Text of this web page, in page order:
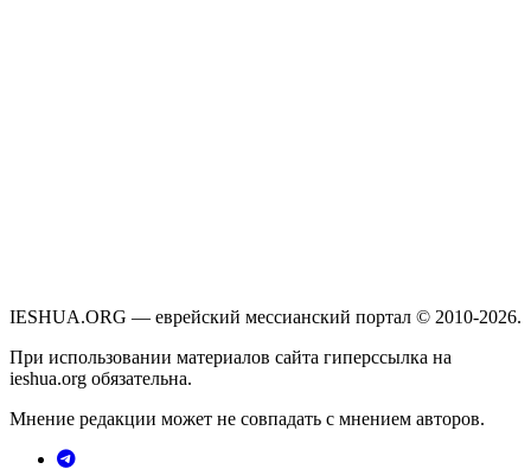
IESHUA.ORG — еврейский мессианский портал © 2010-2026.
При использовании материалов сайта гиперссылка на
ieshua.org обязательна.
Мнение редакции может не совпадать с мнением авторов.